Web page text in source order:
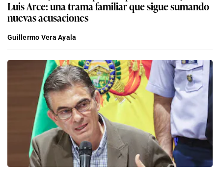
Luis Arce: una trama familiar que sigue sumando
nuevas acusaciones
Guillermo Vera Ayala